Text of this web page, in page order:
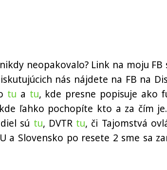
neopakovalo? Link na moju
nás nájdete na FB na
tu a tu, kde presne popisuje ako
ľahko pochopíte kto a za čím
sú tu, DVTR tu, či Tajomstvá
a Slovensko po resete 2 sme sa